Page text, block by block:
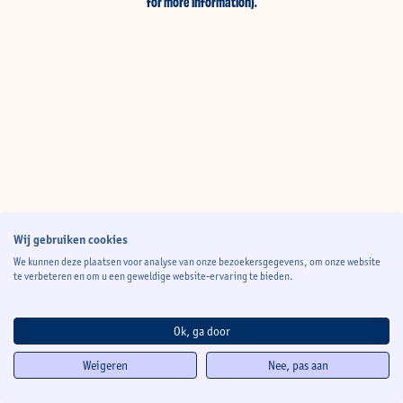
Wij gebruiken cookies
We kunnen deze plaatsen voor analyse van onze bezoekersgegevens, om onze website
te verbeteren en om u een geweldige website-ervaring te bieden.
Ok, ga door
Weigeren Nee, pas aan